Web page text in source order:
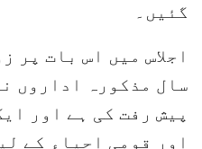
گئیں۔
اجلاس میں اس بات پر
سال مذکورہ اداروں
پیش رفت کی ہے اور
اور قومی احیاء کے